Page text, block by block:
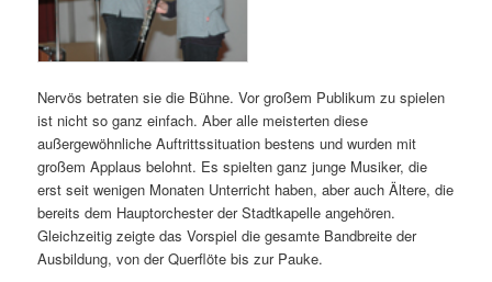
Nervös betraten sie die Bühne. Vor großem Publikum zu spielen
ist nicht so ganz einfach. Aber alle meisterten diese
außergewöhnliche Auftrittssituation bestens und wurden mit
großem Applaus belohnt. Es spielten ganz junge Musiker, die
erst seit wenigen Monaten Unterricht haben, aber auch Ältere, die
bereits dem Hauptorchester der Stadtkapelle angehören.
Gleichzeitig zeigte das Vorspiel die gesamte Bandbreite der
Ausbildung, von der Querflöte bis zur Pauke.